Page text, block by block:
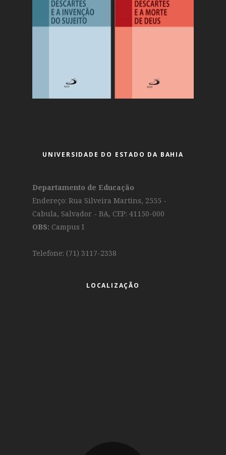
UNIVERSIDADE DO ESTADO DA BAHIA
Departamento de Educação
Endereço: Rua Silveira Martins, 2555 -
Cabula, Salvador - BA, CEP: 41150-000
OBS: Campus I
Telefone: (71) 3117-2338
LOCALIZAÇÃO